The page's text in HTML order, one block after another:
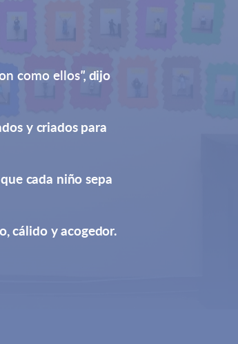
como ellos", dijo
y criados para
cada niño sepa
cálido y acogedor.